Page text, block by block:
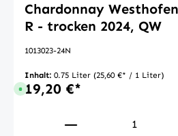
Chardonnay
R - trocken 2024, QW
1013023-24N
Inhalt: 0.75 Liter (25,60 €* / 1 Liter)
Sofort verfügbar, Lieferzeit: 1-3 Tage
19,20 €*
Produkt Anzahl: